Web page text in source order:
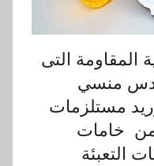
المقاومة التى
منسي
مستلزمات
من خامات
التعبئة